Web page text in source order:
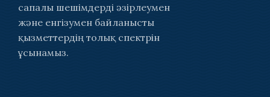
сапалы шешімдерді әзірлеумен
және енгізумен байланысты
қызметтердің толық спектрін
ұсынамыз.